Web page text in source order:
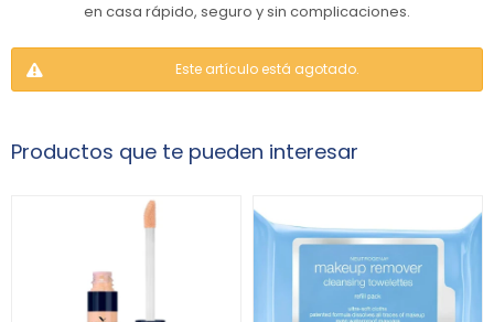
en casa rápido, seguro y sin complicaciones.
Este artículo está agotado.
Productos que te pueden interesar